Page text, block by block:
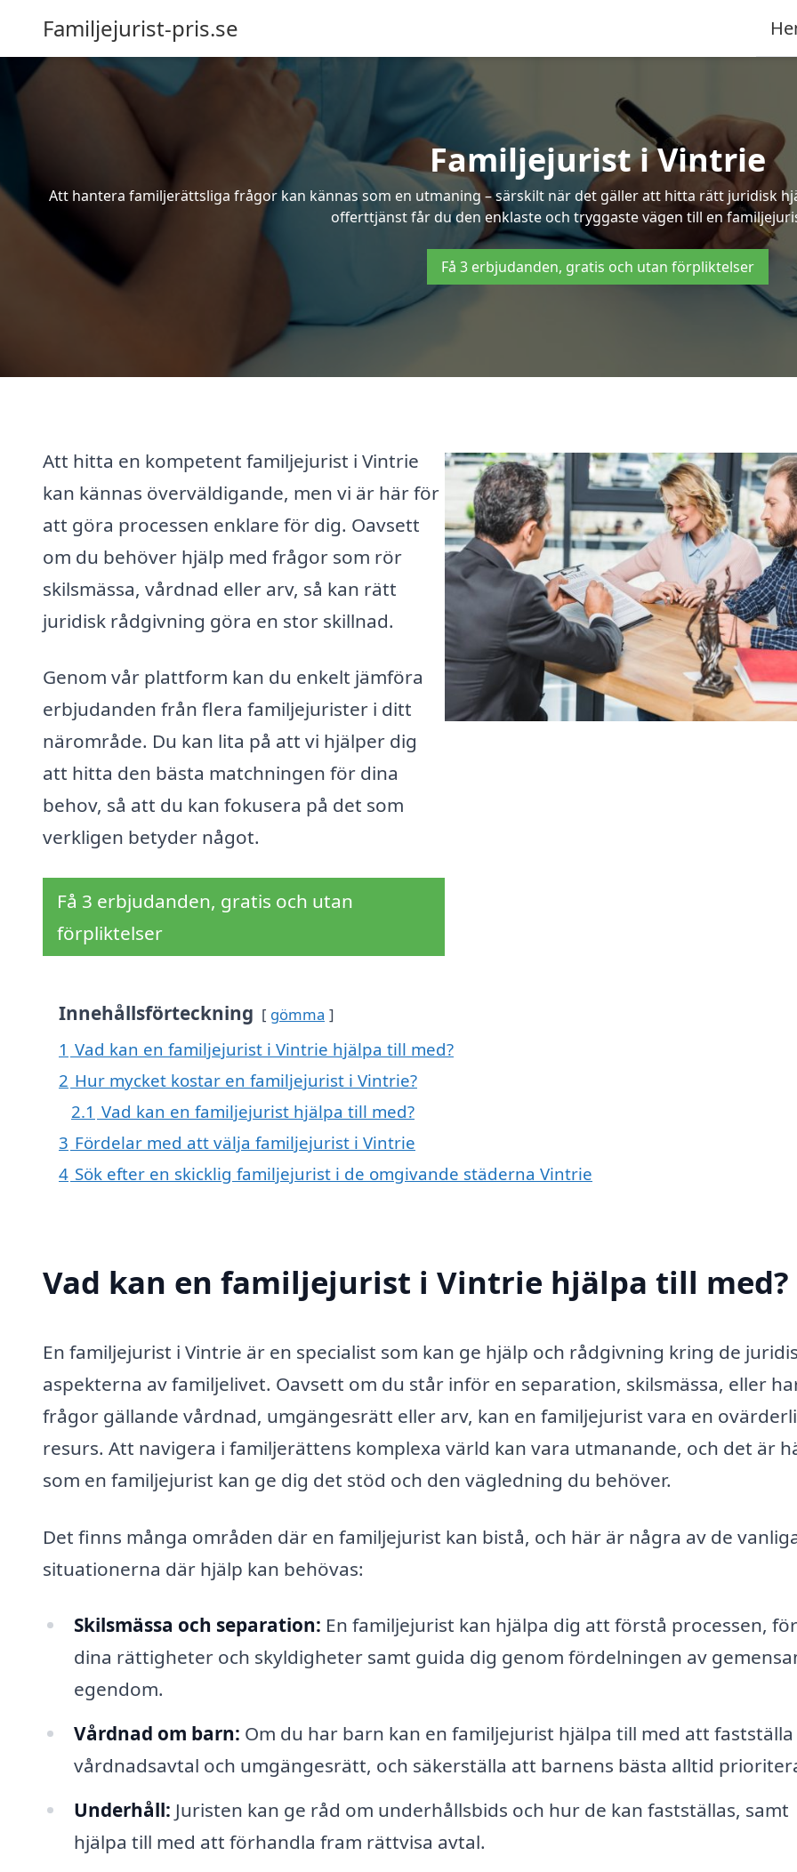
Familjejurist-pris.se
Familjejurist i Vintrie
Att hantera familjerättsliga frågor kan kännas som en utmaning – särskilt när det gäller att hitta rätt juridisk
offerttjänst får du den enklaste och tryggaste vägen till en
Få 3 erbjudanden, gratis och utan förpliktelser
Att hitta en kompetent familjejurist i Vintrie
kan kännas överväldigande, men vi är här för
att göra processen enklare för dig. Oavsett
om du behöver hjälp med frågor som rör
skilsmässa, vårdnad eller arv, så kan rätt
juridisk rådgivning göra en stor skillnad.
Genom vår plattform kan du enkelt jämföra
erbjudanden från flera familjejurister i ditt
närområde. Du kan lita på att vi hjälper dig
att hitta den bästa matchningen för dina
behov, så att du kan fokusera på det som
verkligen betyder något.
Få 3 erbjudanden, gratis och utan
förpliktelser
Innehållsförteckning gömma
1 Vad kan en familjejurist i Vintrie hjälpa till med?
2 Hur mycket kostar en familjejurist i Vintrie?
2.1 Vad kan en familjejurist hjälpa till med?
3 Fördelar med att välja familjejurist i Vintrie
4 Sök efter en skicklig familjejurist i de omgivande städerna Vintrie
Vad kan en familjejurist i Vintrie hjälpa till med?
En familjejurist i Vintrie är en specialist som kan ge hjälp och rådgivning kring de
aspekterna av familjelivet. Oavsett om du står inför en separation, skilsmässa, eller
frågor gällande vårdnad, umgängesrätt eller arv, kan en familjejurist vara en
resurs. Att navigera i familjerättens komplexa värld kan vara utmanande, och det är
som en familjejurist kan ge dig det stöd och den vägledning du behöver.
Det finns många områden där en familjejurist kan bistå, och här är några av de
situationerna där hjälp kan behövas:
Skilsmässa och separation: En familjejurist kan hjälpa dig att förstå processen,
dina rättigheter och skyldigheter samt guida dig genom fördelningen av
egendom.
Vårdnad om barn: Om du har barn kan en familjejurist hjälpa till med att fastställa
vårdnadsavtal och umgängesrätt, och säkerställa att barnens bästa alltid
Underhåll: Juristen kan ge råd om underhållsbids och hur de kan fastställas, samt
hjälpa till med att förhandla fram rättvisa avtal.